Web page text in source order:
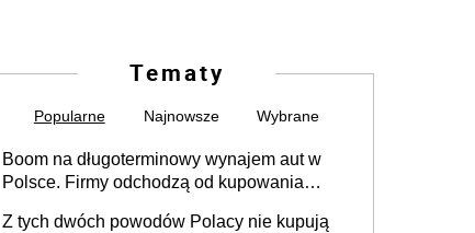
Tematy
Popularne Najnowsze Wybrane
Boom na długoterminowy wynajem aut w
Polsce. Firmy odchodzą od kupowania
Z tych dwóch powodów Polacy nie kupują